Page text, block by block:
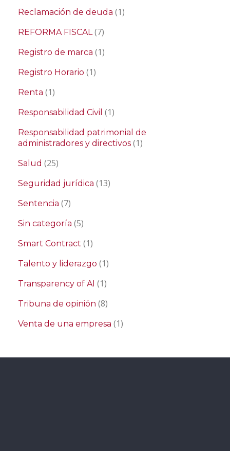
Reclamación de deuda (1)
REFORMA FISCAL (7)
Registro de marca (1)
Registro Horario (1)
Renta (1)
Responsabilidad Civil (1)
Responsabilidad patrimonial de
administradores y directivos (1)
Salud (25)
Seguridad jurídica (13)
Sentencia (7)
Sin categoría (5)
Smart Contract (1)
Talento y liderazgo (1)
Transparency of AI (1)
Tribuna de opinión (8)
Venta de una empresa (1)